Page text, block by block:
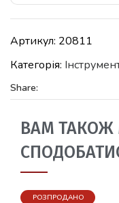
Артикул: 20811
Категорія:
Share:
ВАМ
РОЗПРОДАНО